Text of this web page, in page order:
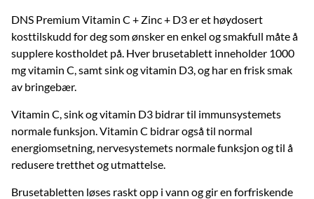
DNS Premium Vitamin C + Zinc + D3 er et høydosert
kosttilskudd for deg som ønsker en enkel og smakfull måte å
supplere kostholdet på. Hver brusetablett inneholder 1000
mg vitamin C, samt sink og vitamin D3, og har en frisk smak
av bringebær.
Vitamin C, sink og vitamin D3 bidrar til immunsystemets
normale funksjon. Vitamin C bidrar også til normal
energiomsetning, nervesystemets normale funksjon og til å
redusere tretthet og utmattelse.
Brusetabletten løses raskt opp i vann og gir en forfriskende